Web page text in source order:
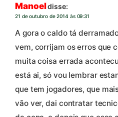
Manoeldisse:
21 de outubro de 2014 às 09:31
A gora o caldo tá
vem, corrijam os erros que
muita coisa errada
está ai, só vou lembrar
que tem jogadores, que
vão ver, dai contratar